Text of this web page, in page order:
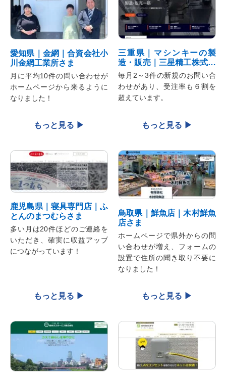
愛知県｜金網｜合資会社小
川金網工業所さま
月に平均10件の問い合わせが
ホームページから来るように
なりました！
三重県｜マシンキーの製
造・販売｜三星精工株式会
社さま
毎月2～3件の新規のお問い合
わせがあり、受注率も６割を
超えています。
鹿児島県｜寝具専門店｜ふ
とんのまつむらさま
多い月は20件ほどのご連絡を
いただき、確実に収益アップ
につながっています！
鳥取県｜鮮魚店｜木村鮮魚
店さま
ホームページで県外からの問
い合わせが増え、フォームの
設置で住所の聞き取り不要に
なりました！